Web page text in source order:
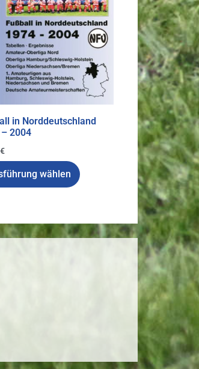
in Norddeutschland
2004
€
wählen